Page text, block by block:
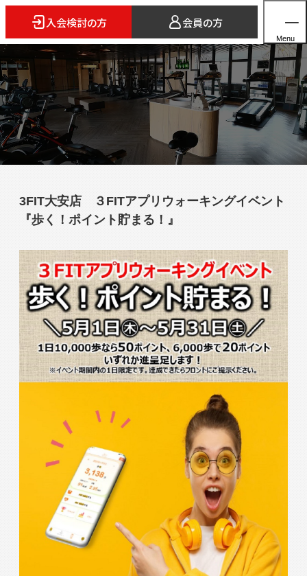
入会検討の方 会員の方
Menu
ホーム
店舗検索
3FITとは
よくあるご質問
法人会員のご案内
入会検討の方 会員の方
公式SNSアカウント
3FIT大安店 ３FITアプリウォーキングイベント
『歩く！ポイント貯まる！』